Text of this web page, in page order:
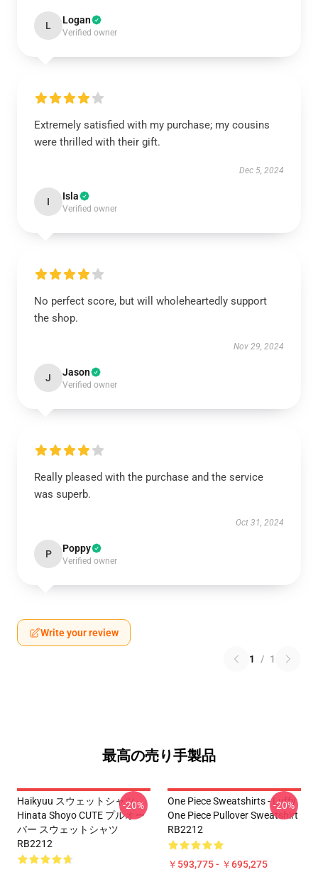
L Logan
Verified owner
Extremely satisfied with my purchase; my cousins
were thrilled with their gift.
Dec 5, 2024
I Isla
Verified owner
No perfect score, but will wholeheartedly support
the shop.
Nov 29, 2024
J Jason
Verified owner
Really pleased with the purchase and the service
was superb.
Oct 31, 2024
P Poppy
Verified owner
Write your review
1 / 1
最高の売り手製品
Haikyuu スウェットシャツ -
Hinata Shoyo CUTE プルオー
バー スウェットシャツ
RB2212
-20%
One Piece Sweatshirts - Luffy
One Piece Pullover Sweatshirt
RB2212
￥593,775 - ￥695,275
-20%